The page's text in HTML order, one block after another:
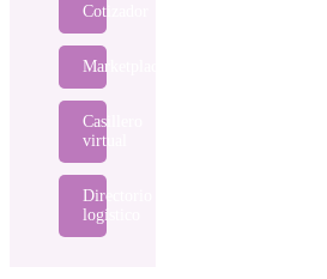
Cotizador
Marketplace
Casillero
virtual
Directorio
logístico